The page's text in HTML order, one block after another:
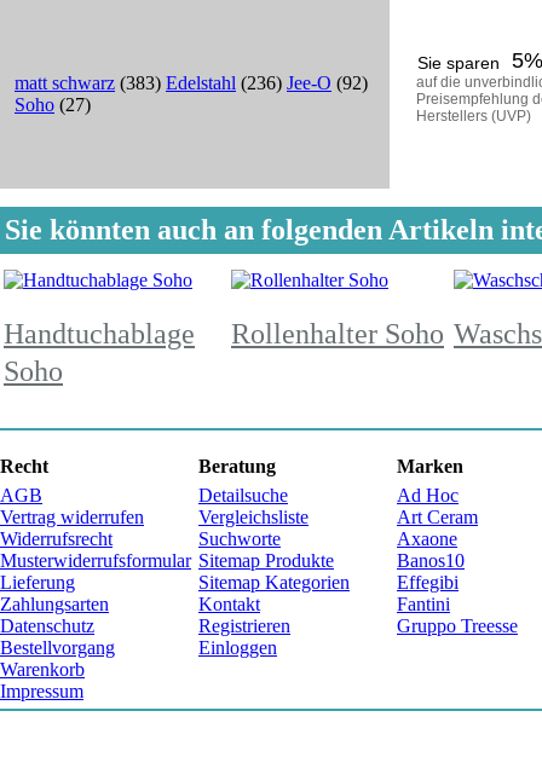
Sie sparen 5%
auf die
Preisempfehlung
Herstellers (UVP)
matt schwarz (383) Edelstahl (236) Jee-O (92)
Soho (27)
Sie könnten auch an folgenden Artikeln
Handtuchablage
Soho
Rollenhalter Soho
Recht
AGB
Vertrag widerrufen
Widerrufsrecht
Musterwiderrufsformular
Lieferung
Zahlungsarten
Datenschutz
Bestellvorgang
Warenkorb
Impressum
Beratung
Detailsuche
Vergleichsliste
Suchworte
Sitemap Produkte
Sitemap Kategorien
Kontakt
Registrieren
Einloggen
Marken
Ad Hoc
Art Ceram
Axaone
Banos10
Effegibi
Fantini
Gruppo Treesse